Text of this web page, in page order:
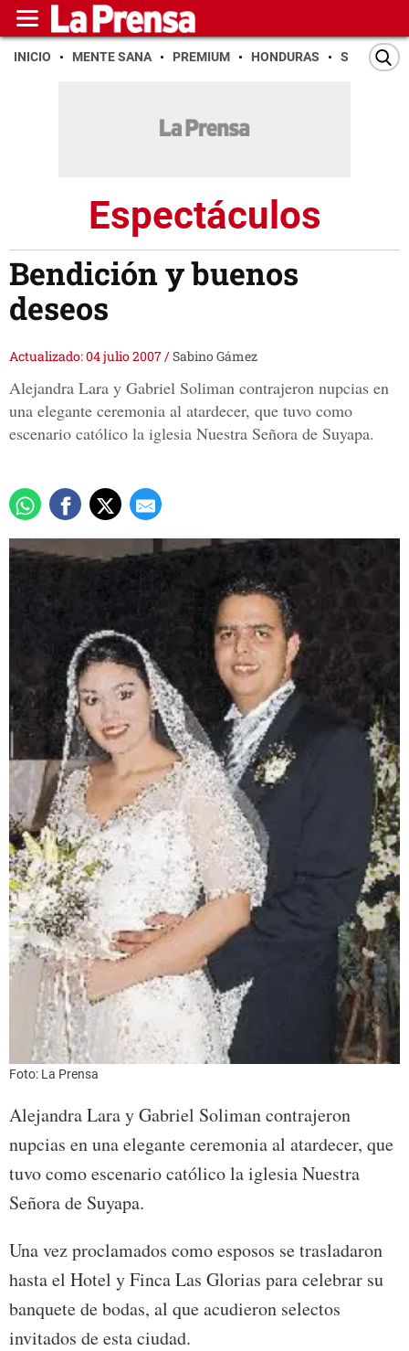
INICIO MENTE SANA PREMIUM HONDURAS SAN PEDRO
Espectáculos
Bendición y buenos
deseos
Actualizado: 04 julio 2007/Sabino Gámez
Alejandra Lara y Gabriel Soliman contrajeron nupcias en
una elegante ceremonia al atardecer, que tuvo como
escenario católico la iglesia Nuestra Señora de Suyapa.
Foto: La Prensa
Alejandra Lara y Gabriel Soliman contrajeron
nupcias en una elegante ceremonia al atardecer, que
tuvo como escenario católico la iglesia Nuestra
Señora de Suyapa.
Una vez proclamados como esposos se trasladaron
hasta el Hotel y Finca Las Glorias para celebrar su
banquete de bodas, al que acudieron selectos
invitados de esta ciudad.